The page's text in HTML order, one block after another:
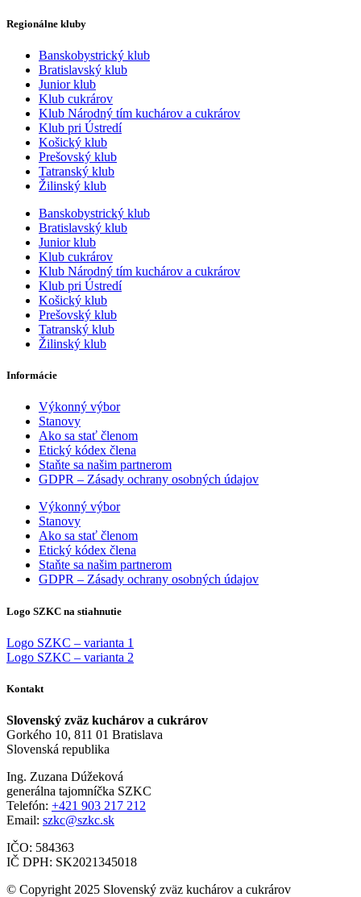
Regionálne kluby
Banskobystrický klub
Bratislavský klub
Junior klub
Klub cukrárov
Klub Národný tím kuchárov a cukrárov
Klub pri Ústredí
Košický klub
Prešovský klub
Tatranský klub
Žilinský klub
Banskobystrický klub
Bratislavský klub
Junior klub
Klub cukrárov
Klub Národný tím kuchárov a cukrárov
Klub pri Ústredí
Košický klub
Prešovský klub
Tatranský klub
Žilinský klub
Informácie
Výkonný výbor
Stanovy
Ako sa stať členom
Etický kódex člena
Staňte sa našim partnerom
GDPR – Zásady ochrany osobných údajov
Výkonný výbor
Stanovy
Ako sa stať členom
Etický kódex člena
Staňte sa našim partnerom
GDPR – Zásady ochrany osobných údajov
Logo SZKC na stiahnutie
Logo SZKC – varianta 1
Logo SZKC – varianta 2
Kontakt
Slovenský zväz kuchárov a cukrárov
Gorkého 10, 811 01 Bratislava
Slovenská republika
Ing. Zuzana Dúžeková
generálna tajomníčka SZKC
Telefón: +421 903 217 212
Email: szkc@szkc.sk
IČO: 584363
IČ DPH: SK2021345018
© Copyright 2025 Slovenský zväz kuchárov a cukrárov